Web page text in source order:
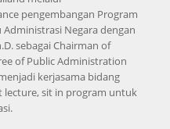
pengembangan Program
Negara dengan
sebagai Chairman of
of Public Administration
kerjasama bidang
lecture, sit in program untuk